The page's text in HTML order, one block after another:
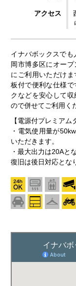
アクセス
イナバボックスで
岡市博多区にオー
にご利用いただけ
板付で便利な仕様
クなどを安心して
ので併せてご利用く
【電源付プレミアム
・電気使用量が
いただきます。
・最大出力は20Aと
復旧は後日対応とな